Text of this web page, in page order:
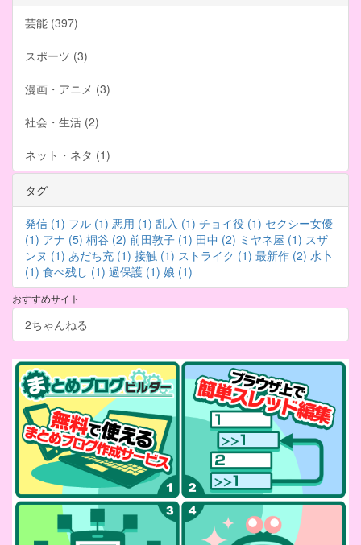
芸能 (397)
スポーツ (3)
漫画・アニメ (3)
社会・生活 (2)
ネット・ネタ (1)
タグ
発信 (1) フル (1) 悪用 (1) 乱入 (1) チョイ役 (1) セクシー女優
(1) アナ (5) 桐谷 (2) 前田敦子 (1) 田中 (2) ミヤネ屋 (1) スザ
ンヌ (1) あだち充 (1) 接触 (1) ストライク (1) 最新作 (2) 水卜
(1) 食べ残し (1) 過保護 (1) 娘 (1)
おすすめサイト
2ちゃんねる